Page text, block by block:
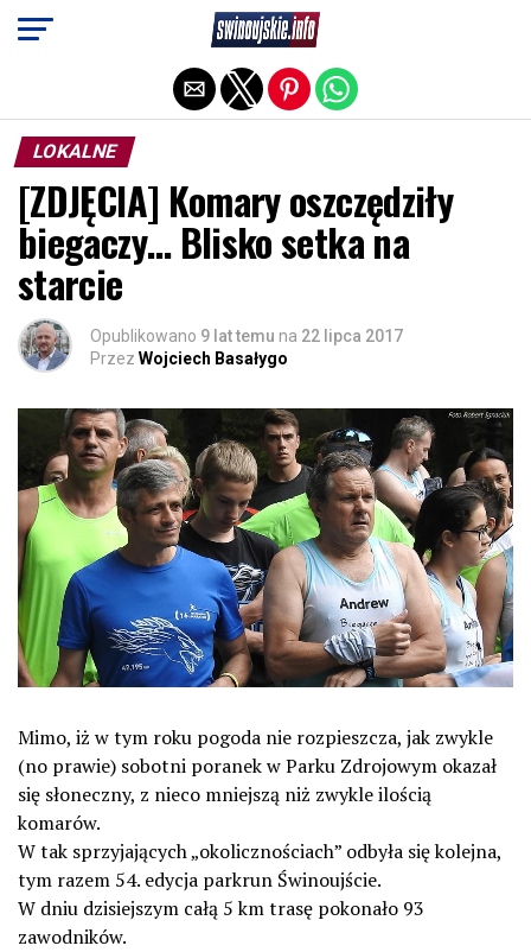
LOKALNE
[ZDJĘCIA] Komary oszczędziły
biegaczy… Blisko setka na
starcie
Opublikowano 9 lat temu na 22 lipca 2017
Przez Wojciech Basałygo
Mimo, iż w tym roku pogoda nie rozpieszcza, jak zwykle
(no prawie) sobotni poranek w Parku Zdrojowym okazał
się słoneczny, z nieco mniejszą niż zwykle ilością
komarów.
W tak sprzyjających „okolicznościach” odbyła się kolejna,
tym razem 54. edycja parkrun Świnoujście.
W dniu dzisiejszym całą 5 km trasę pokonało 93
zawodników.
Exit mobile version